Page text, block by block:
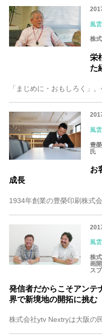
風
株
栄
た
風
豊
氏
お
成長
風
株
画
ス
発信者だからこそアンテ
界で新境地の開拓に挑む